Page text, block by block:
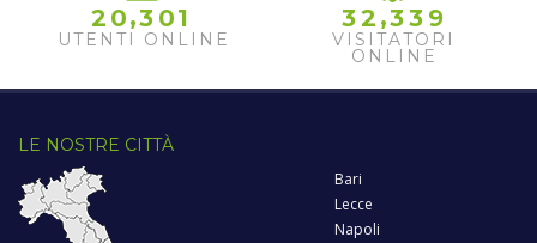
2 0,3 01
UTENTI ONLINE
32 ,33 9
VISITATORI
ONLINE
LE NOSTRE CITTÀ
Bari
Lecce
Napoli